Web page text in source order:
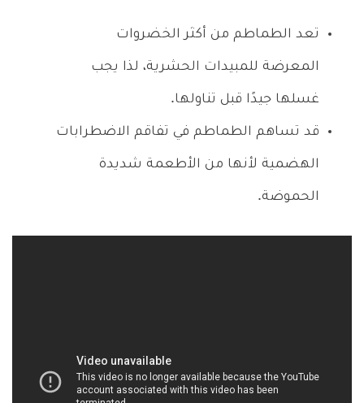
تعد الطماطم من أكثر الخضروات
المعرضة للمبيدات الحشرية، لذا يجب
غسلها جيدًا قبل تناولها.
قد تساهم الطماطم في تفاقم الاضطرابات
الهضمية لأنها من الأطعمة شديدة
الحموضة.